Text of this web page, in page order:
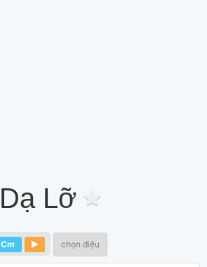
Dạ Lỡ
Cm chọn điệu